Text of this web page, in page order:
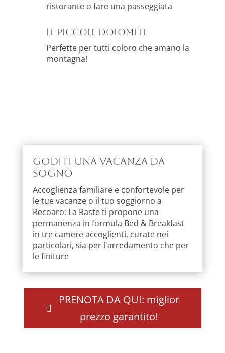
ristorante o fare una passeggiata
Le Piccole Dolomiti
Perfette per tutti coloro che amano la
montagna!
Goditi una vacanza da
sogno
Accoglienza familiare e confortevole per
le tue vacanze o il tuo soggiorno a
Recoaro: La Raste ti propone una
permanenza in formula Bed & Breakfast
in tre camere accoglienti, curate nei
particolari, sia per l'arredamento che per
le finiture
PRENOTA DA QUI: miglior
prezzo garantito!